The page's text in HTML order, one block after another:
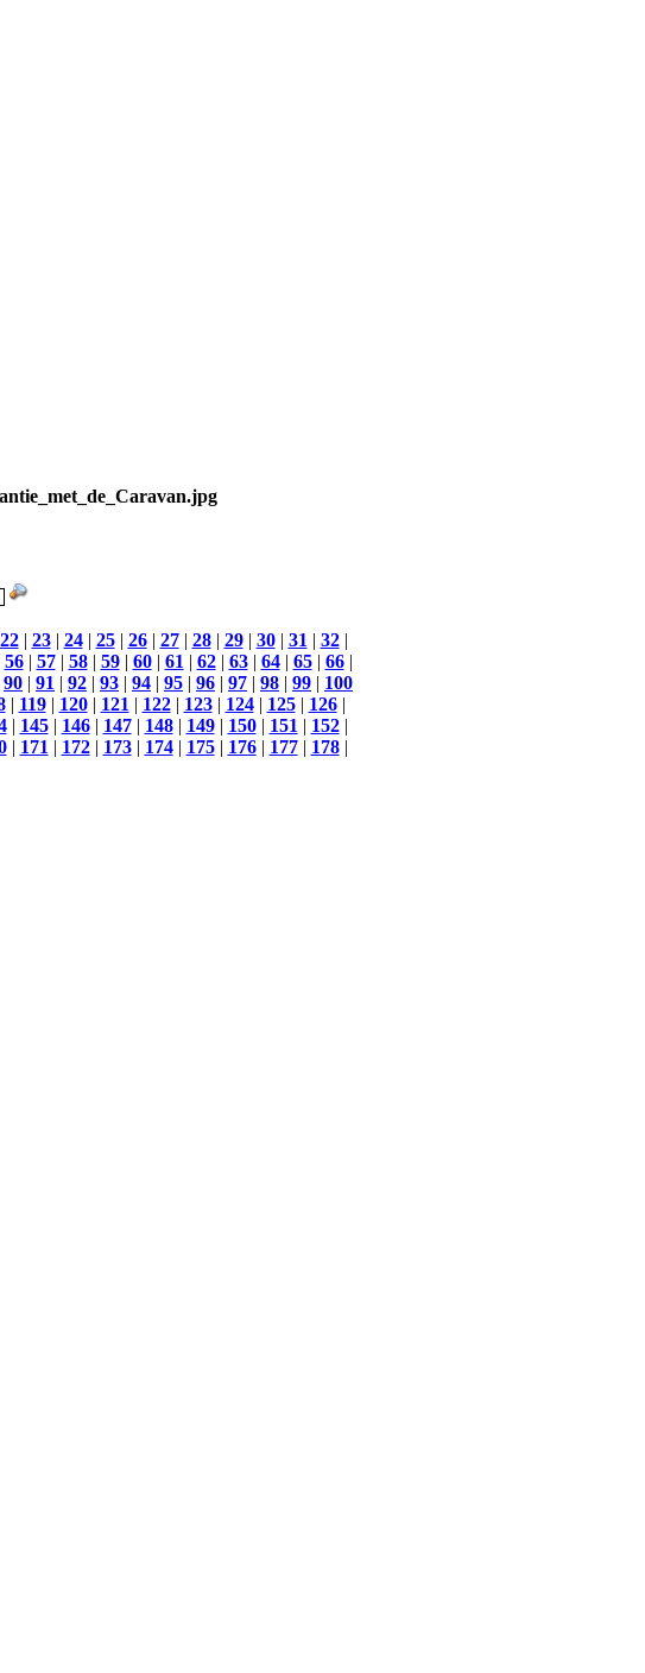
22| 23| 24| 25| 26| 27| 28| 29| 30| 31| 32|
56| 57| 58| 59| 60| 61| 62| 63| 64| 65| 66|
90 | 91 | 92 | 93 | 94 | 95 | 96 | 97 | 98 | 99 | 100
| 119| 120| 121| 122| 123| 124| 125| 126|
| 145| 146| 147| 148| 149| 150| 151| 152|
| 171| 172| 173| 174| 175| 176| 177| 178|